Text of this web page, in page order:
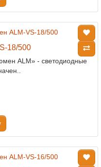
18/500
ALM» - светодиодные